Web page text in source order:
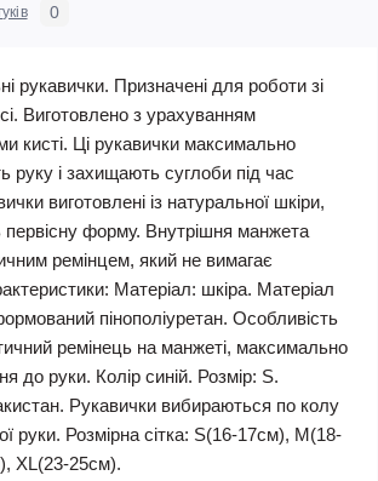
0
рукавички. Призначені для роботи зі
Виготовлено з урахуванням
кисті. Ці рукавички максимально
руку і захищають суглоби під час
виготовлені із натуральної шкіри,
первісну форму. Внутрішня манжета
ремінцем, який не вимагає
Матеріал: шкіра. Матеріал
пінополіуретан. Особливість
ремінець на манжеті, максимально
до руки. Колір синій. Розмір: S.
Рукавички вибираються по колу
руки. Розмірна сітка: S(16-17см), M(18-
XL(23-25см).